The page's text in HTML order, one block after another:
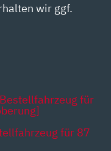
wir ggf.
für
für 87